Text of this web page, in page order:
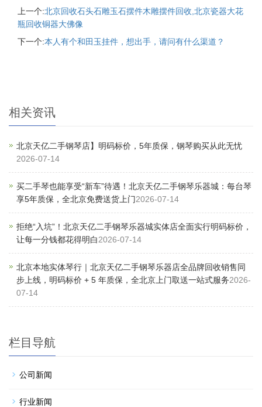
上一个:北京回收石头石雕玉石摆件木雕摆件回收,北京瓷器大花
瓶回收铜器大佛像
下一个:本人有个和田玉挂件，想出手，请问有什么渠道？
相关资讯
北京天亿二手钢琴店】明码标价，5年质保，钢琴购买从此无忧
2026-07-14
买二手琴也能享受“新车”待遇！北京天亿二手钢琴乐器城：每台琴
享5年质保，全北京免费送货上门2026-07-14
拒绝“入坑”！北京天亿二手钢琴乐器城实体店全面实行明码标价，
让每一分钱都花得明白2026-07-14
北京本地实体琴行｜北京天亿二手钢琴乐器店全品牌回收销售同
步上线，明码标价 + 5 年质保，全北京上门取送一站式服务2026-
07-14
栏目导航
公司新闻
行业新闻